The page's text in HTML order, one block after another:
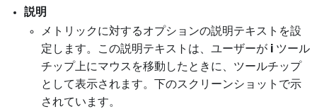
説明
メトリックに対するオプションの説明テキストを設
定します。この説明テキストは、ユーザーが i ツール
チップ上にマウスを移動したときに、ツールチップ
として表示されます。下のスクリーンショットで示
されています。